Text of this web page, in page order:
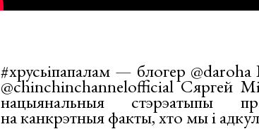
#хрусьіпапалам — блогер @daroha
@chinchinchannelofficial Сяргей
нацыянальныя стэрэатыпы
на канкрэтныя факты, хто мы і